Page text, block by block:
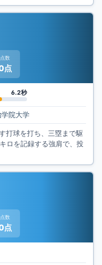
点数
点
6.2秒
学院大学
打球を打ち、三塁まで駆
ロを記録する強肩で、投
点数
点